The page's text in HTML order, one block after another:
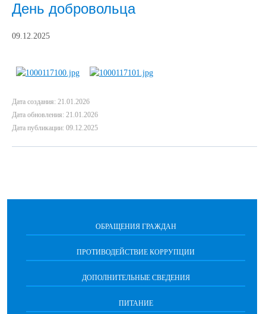
День добровольца
09.12.2025
Дата создания: 21.01.2026
Дата обновления: 21.01.2026
Дата публикации: 09.12.2025
ОБРАЩЕНИЯ ГРАЖДАН
ПРОТИВОДЕЙСТВИЕ КОРРУПЦИИ
ДОПОЛНИТЕЛЬНЫЕ СВЕДЕНИЯ
ПИТАНИЕ